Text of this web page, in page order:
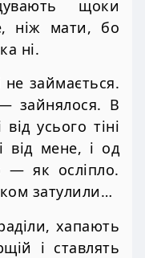
щоки
ніж мати, бо
ні.
займається.
— зайнялося. В
усього тіні
від мене, і од
— як осліпло.
затулили…
хапають
і ставлять